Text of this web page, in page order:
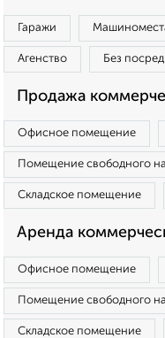
Гаражи
Агенство Без
Продажа
Офисное помещение
Помещение свободного
Складское помещение
Аренда
Офисное помещение
Помещение свободного
Складское помещение